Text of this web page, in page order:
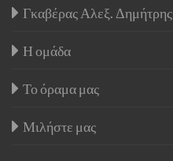
Γκαβέρας Αλεξ. Δημήτρης
Η ομάδα
Το όραμα μας
Μιλήστε μας